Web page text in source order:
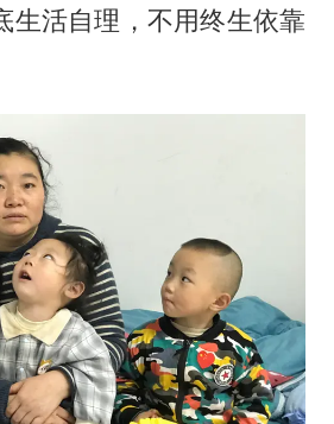
生活自理，不用终生依靠